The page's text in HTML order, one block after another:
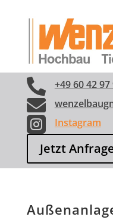
 +49 60 42 97

 Instagram
Jetzt